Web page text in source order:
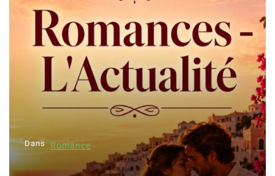
Dans Romance